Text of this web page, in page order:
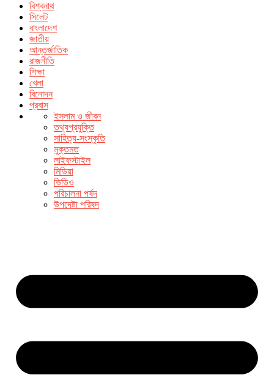
বিশ্বনাথ
সিলেট
বাংলাদেশ
জাতীয়
আন্তর্জাতিক
রাজনীতি
শিক্ষা
খেলা
বিনোদন
প্রবাস
ইসলাম ও জীবন
তথ্যপ্রযুক্তি
সাহিত্য-সংস্কৃতি
মুক্তমত
লাইফস্টাইল
মিডিয়া
ভিডিও
পরিচালনা পর্ষদ
উপদেষ্টা পরিষদ